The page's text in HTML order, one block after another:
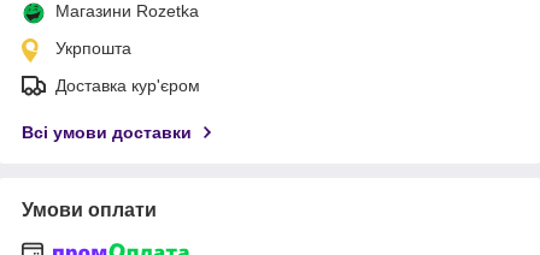
Магазини Rozetka
Укрпошта
Доставка кур'єром
Всі умови доставки
Умови оплати